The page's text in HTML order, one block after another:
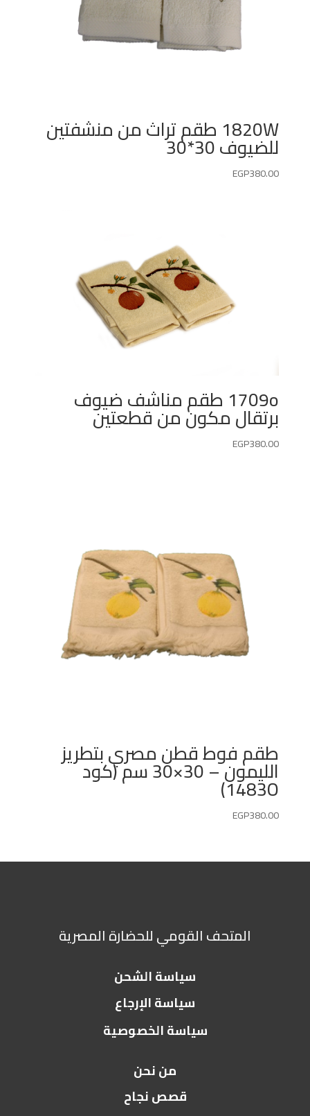
1820W طقم تراث من منشفتين
للضيوف 30*30
EGP380.00
1709o طقم مناشف ضيوف
برتقال مكون من قطعتين
EGP380.00
طقم فوط قطن مصري بتطريز
الليمون – 30×30 سم (كود
1483O)
EGP380.00
المتحف القومي للحضارة المصرية
سياسة الشحن
سياسة الإرجاع
سياسة الخصوصية
من نحن
قصص نجاح